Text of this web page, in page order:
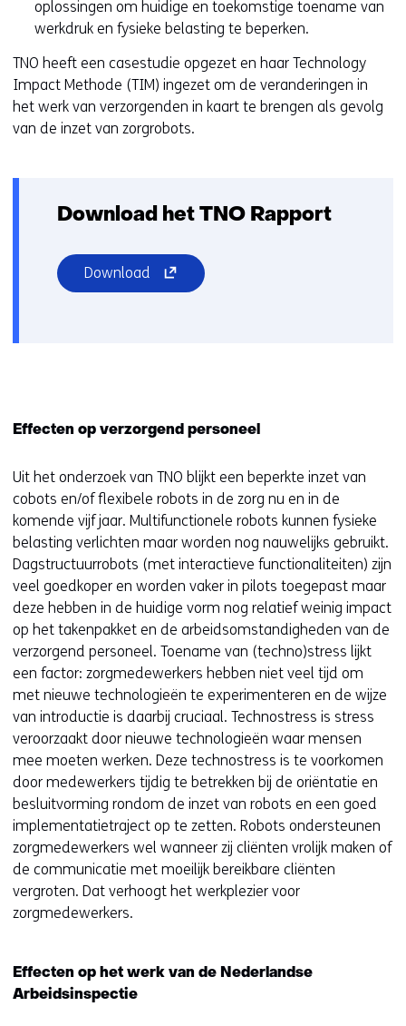
oplossingen om huidige en toekomstige toename van
werkdruk en fysieke belasting te beperken.
TNO heeft een casestudie opgezet en haar Technology
Impact Methode (TIM) ingezet om de veranderingen in
het werk van verzorgenden in kaart te brengen als gevolg
van de inzet van zorgrobots.
Download het TNO Rapport
Download (opent
in
andere
Effecten op verzorgend personeel
Uit het onderzoek van TNO blijkt een beperkte inzet van
cobots en/of flexibele robots in de zorg nu en in de
komende vijf jaar. Multifunctionele robots kunnen fysieke
belasting verlichten maar worden nog nauwelijks gebruikt.
Dagstructuurrobots (met interactieve functionaliteiten) zijn
veel goedkoper en worden vaker in pilots toegepast maar
deze hebben in de huidige vorm nog relatief weinig impact
op het takenpakket en de arbeidsomstandigheden van de
verzorgend personeel. Toename van (techno)stress lijkt
een factor: zorgmedewerkers hebben niet veel tijd om
met nieuwe technologieën te experimenteren en de wijze
van introductie is daarbij cruciaal. Technostress is stress
veroorzaakt door nieuwe technologieën waar mensen
mee moeten werken. Deze technostress is te voorkomen
door medewerkers tijdig te betrekken bij de oriëntatie en
besluitvorming rondom de inzet van robots en een goed
implementatietraject op te zetten. Robots ondersteunen
zorgmedewerkers wel wanneer zij cliënten vrolijk maken of
de communicatie met moeilijk bereikbare cliënten
vergroten. Dat verhoogt het werkplezier voor
zorgmedewerkers.
Effecten op het werk van de Nederlandse
Arbeidsinspectie